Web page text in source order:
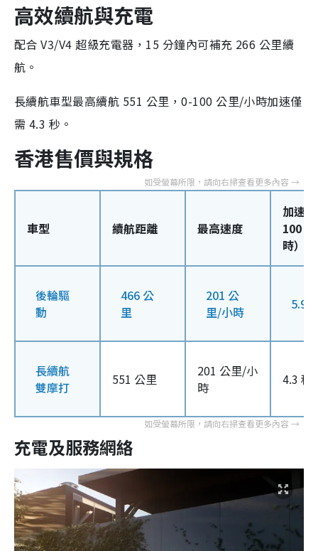
高效續航與充電
配合 V3/V4 超級充電器，15 分鐘內可補充 266 公里續
航。
長續航車型最高續航 551 公里，0-100 公里/小時加速僅
需 4.3 秒。
香港售價與規格
車型 續航距離 最高速度
加速
100
時）
後輪驅
動
466 公
里
201 公
里/小時
5.9
長續航
雙摩打
551 公里
201 公里/小
時
4.3 秒
充電及服務網絡